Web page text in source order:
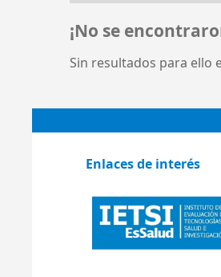
¡No se
Sin resultados para ello
Enlaces de interés